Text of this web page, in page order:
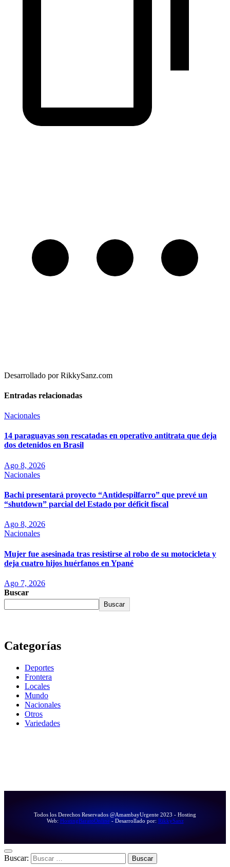
Desarrollado por RikkySanz.com
Entradas relacionadas
Nacionales
14 paraguayas son rescatadas en operativo antitrata que deja
dos detenidos en Brasil
Ago 8, 2026
Nacionales
Bachi presentará proyecto “Antidespilfarro” que prevé un
“shutdown” parcial del Estado por déficit fiscal
Ago 8, 2026
Nacionales
Mujer fue asesinada tras resistirse al robo de su motocicleta y
deja cuatro hijos huérfanos en Ypané
Ago 7, 2026
Buscar
Buscar
Categorías
Deportes
Frontera
Locales
Mundo
Nacionales
Otros
Variedades
Todos los Derechos Reservados @AmambayUrgente 2023 - Hosting
Web: HostingBaratoOnline- Desarrollado por: RikkySanz
Buscar: